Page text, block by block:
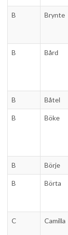
B Brynte
B Bård
B Båtel
B Böke
B Börje
B Börta
C Camilla